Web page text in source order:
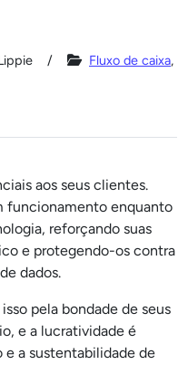
Fluxo de caixa,
aos seus clientes.
funcionamento enquanto
reforçando suas
e protegendo-os contra
dados.
pela bondade de seus
e a lucratividade é
a sustentabilidade de